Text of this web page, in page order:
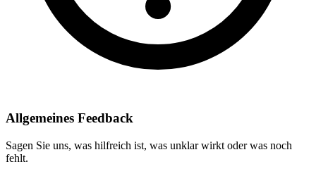
Allgemeines Feedback
Sagen Sie uns, was hilfreich ist, was unklar wirkt oder was noch
fehlt.